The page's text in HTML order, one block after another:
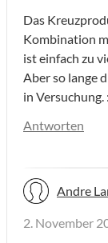
Das
Kombination
ist einfach zu
Aber so lange
in Versuchung.
Antworten
Andre
2. November